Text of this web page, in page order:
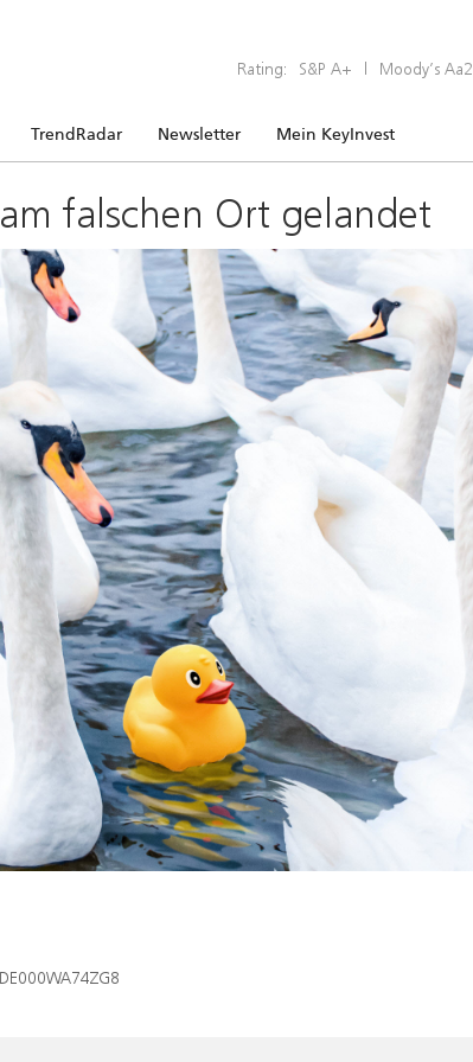
Rating: S&P A+ | Moody’s Aa2
TrendRadar Newsletter Mein KeyInvest
falschen Ort gelandet